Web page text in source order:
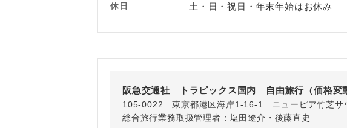
休日 土・日・祝日・年末年始はお休み
阪急交通社 トラピックス国内 自由旅行（価格変
105-0022 東京都港区海岸1-16-1 ニューピア竹芝サ
総合旅行業務取扱管理者：塩田遼介・後藤直史